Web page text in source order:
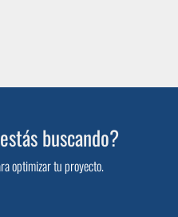
buscando?
optimizar tu proyecto.